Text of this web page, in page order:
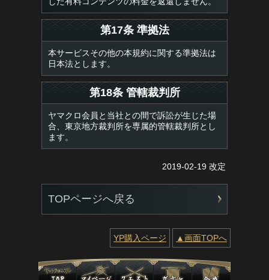
第17条 準拠法
本サービスその他の本規約に関する準拠法は
日本法とします。
第18条 管轄裁判所
ヤマクロ会員と当社との間で訴訟が生じた場
合、東京地方裁判所を専属的管轄裁判所とし
ます。
2019-02-19 改定
TOPページへ戻る
YP購入ページ ▲画面TOPへ